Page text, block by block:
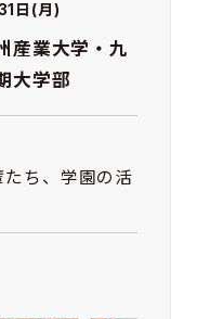
日(月)
業大学・九
大学部
ち、学園の活